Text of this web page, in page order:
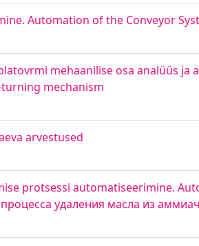
Automation of the Conveyor
mehaanilise osa analüüs ja
mechanism
arvestused
protsessi automatiseerimine.
удаления масла из